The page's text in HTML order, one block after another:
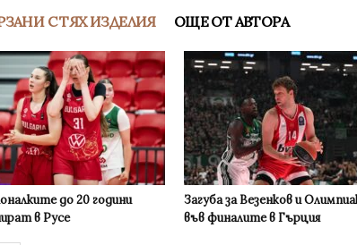
С ТЯХ ИЗДЕЛИЯ ОЩЕ ОТ АВТОРА
до 20 години
в Русе
Загуба за Везенков и
във финалите в Гърция